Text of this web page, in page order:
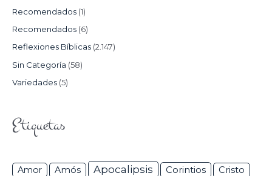
Recomendados (1)
Recomendados (6)
Reflexiones Bíblicas (2.147)
Sin Categoría (58)
Variedades (5)
Etiquetas
Amor Amós Apocalipsis Corintios Cristo